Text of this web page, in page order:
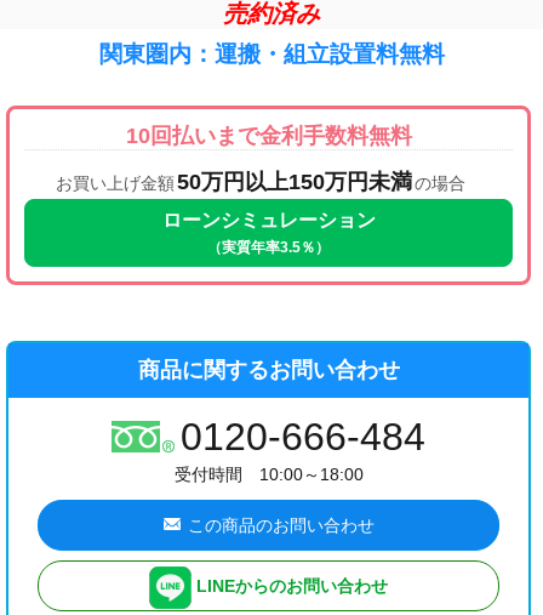
売約済み
関東圏内：運搬・組立設置料無料
10回払いまで金利手数料無料
お買い上げ金額50万円以上150万円未満の場合
ローンシミュレーション
（実質年率3.5％）
商品に関するお問い合わせ
0120-666-484
受付時間 10:00～18:00
この商品のお問い合わせ
LINEからのお問い合わせ